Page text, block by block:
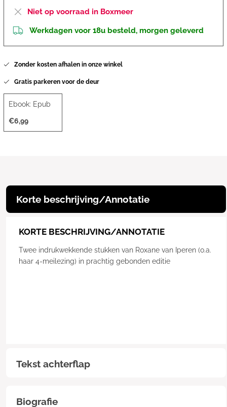
Niet op voorraad in Boxmeer
Werkdagen voor 18u besteld, morgen geleverd
Zonder kosten afhalen in onze winkel
Gratis parkeren voor de deur
Ebook: Epub
€6,99
Korte beschrijving/Annotatie
KORTE BESCHRIJVING/ANNOTATIE
Twee indrukwekkende stukken van Roxane van Iperen (o.a.
haar 4-meilezing) in prachtig gebonden editie
Tekst achterflap
Biografie